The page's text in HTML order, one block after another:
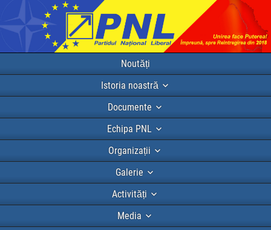
Noutăți
Istoria noastră
Documente
Echipa PNL
Organizații
Galerie
Activități
Media